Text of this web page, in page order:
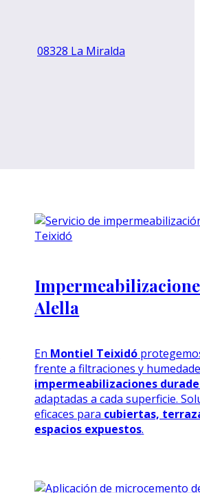
08328 La Miralda
Alella
En Montiel Teixidó
frente a filtraciones y
impermeabilizaciones
adaptadas a cada superficie.
eficaces para cubiertas,
espacios expuestos.